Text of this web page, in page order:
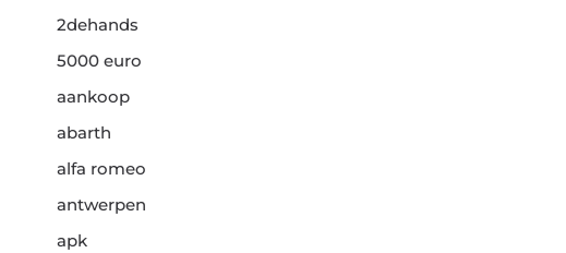
2dehands
5000 euro
aankoop
abarth
alfa romeo
antwerpen
apk